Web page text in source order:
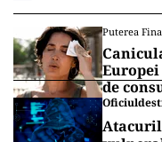
Puterea
de